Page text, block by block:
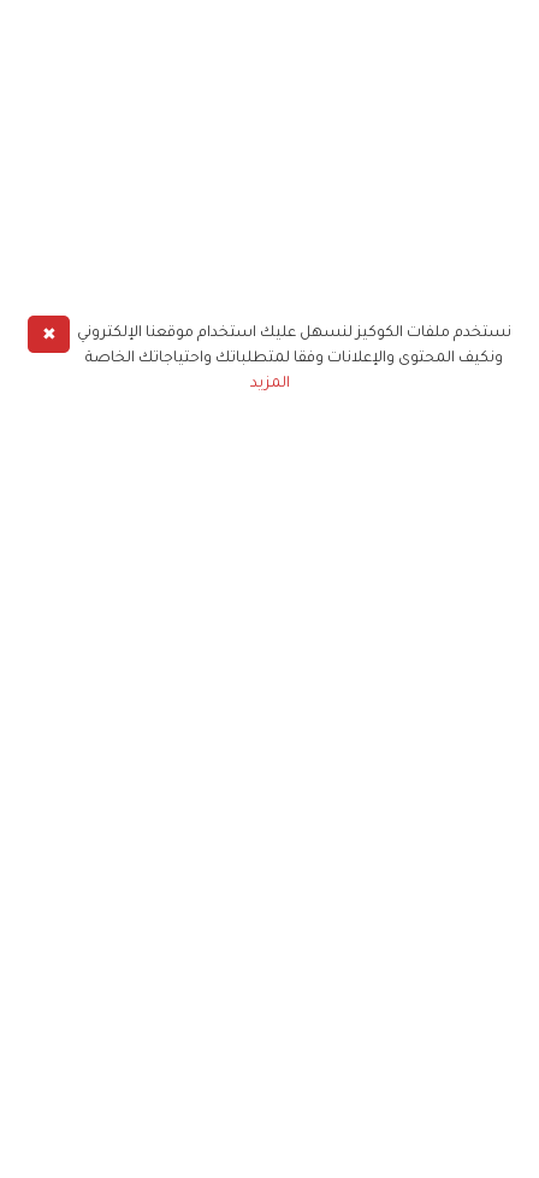
✖
نستخدم ملفات الكوكيز لنسهل عليك استخدام موقعنا الإلكتروني
ونكيف المحتوى والإعلانات وفقا لمتطلباتك واحتياجاتك الخاصة
المزيد